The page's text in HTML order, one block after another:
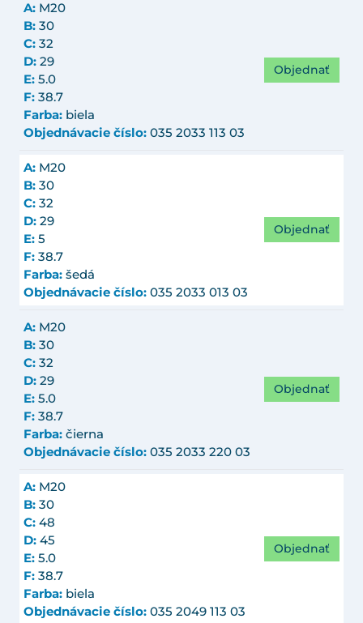
A: M20
B: 30
C: 32
D: 29
E: 5.0
F: 38.7
Farba: biela
Objednávacie číslo: 035 2033 113 03
Objednať
A: M20
B: 30
C: 32
D: 29
E: 5
F: 38.7
Farba: šedá
Objednávacie číslo: 035 2033 013 03
Objednať
A: M20
B: 30
C: 32
D: 29
E: 5.0
F: 38.7
Farba: čierna
Objednávacie číslo: 035 2033 220 03
Objednať
A: M20
B: 30
C: 48
D: 45
E: 5.0
F: 38.7
Farba: biela
Objednávacie číslo: 035 2049 113 03
Objednať